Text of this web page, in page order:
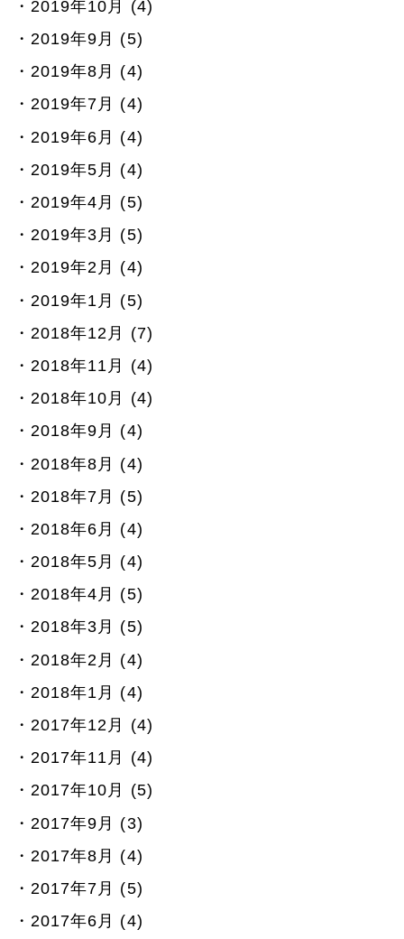
2019年10月 (4)
2019年9月 (5)
2019年8月 (4)
2019年7月 (4)
2019年6月 (4)
2019年5月 (4)
2019年4月 (5)
2019年3月 (5)
2019年2月 (4)
2019年1月 (5)
2018年12月 (7)
2018年11月 (4)
2018年10月 (4)
2018年9月 (4)
2018年8月 (4)
2018年7月 (5)
2018年6月 (4)
2018年5月 (4)
2018年4月 (5)
2018年3月 (5)
2018年2月 (4)
2018年1月 (4)
2017年12月 (4)
2017年11月 (4)
2017年10月 (5)
2017年9月 (3)
2017年8月 (4)
2017年7月 (5)
2017年6月 (4)